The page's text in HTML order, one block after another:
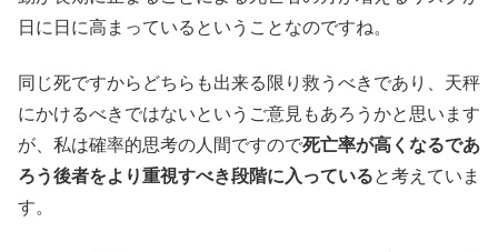
日に日に高まっているということなのですね。
同じ死ですからどちらも出来る限り救うべきであり、天秤
にかけるべきではないというご意見もあろうかと思います
が、私は確率的思考の人間ですので死亡率が高くなるであ
ろう後者をより重視すべき段階に入っていると考えていま
す。